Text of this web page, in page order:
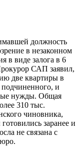
должность
в незаконном
в виде залога в 6
САП заявил,
две квартиры в
и
нужды. Общая
310 тыс.
чиновника,
заранее и
не связана с